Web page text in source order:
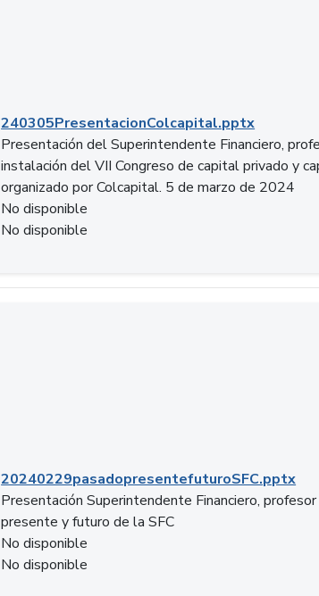
240305PresentacionColcapital.pptx
Presentación del Superintendente Financiero,
instalación del VII Congreso de capital privado y
organizado por Colcapital. 5 de marzo de 2024
No disponible
No disponible
20240229pasadopresentefuturoSFC.pptx
Presentación Superintendente Financiero, profesor
presente y futuro de la SFC
No disponible
No disponible